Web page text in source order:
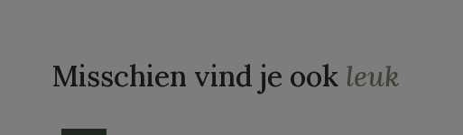
Misschien vind je ook leuk